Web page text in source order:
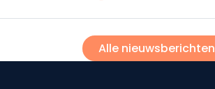
Alle nieuwsberichten